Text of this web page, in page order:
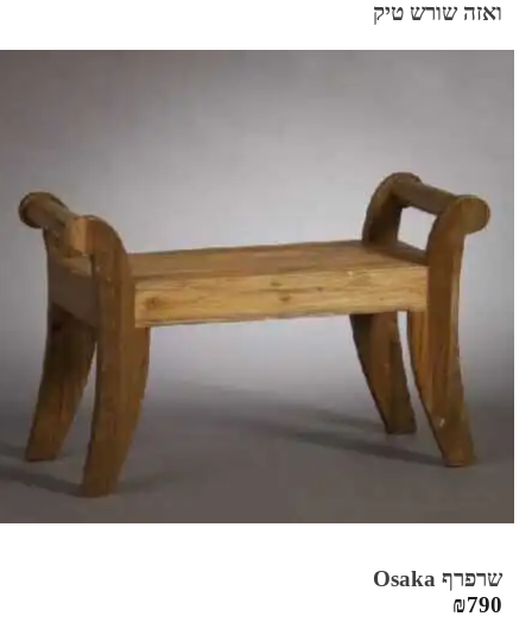
ואזה שורש טיק
שרפרף Osaka
₪790